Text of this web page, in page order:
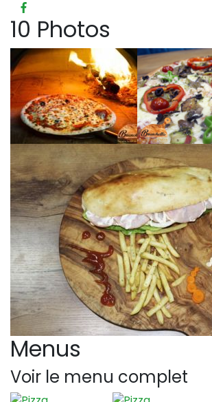
10 Photos
Menus
Voir le menu complet